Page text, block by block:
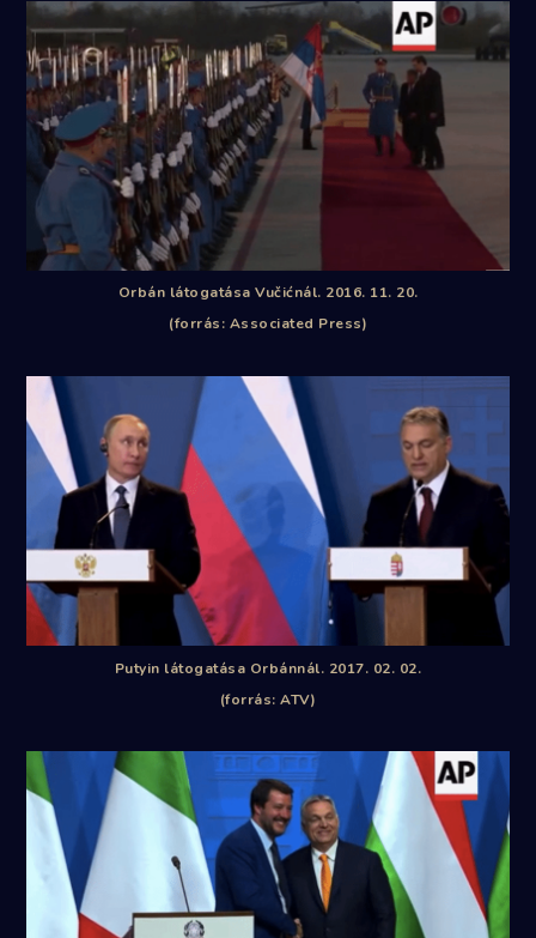
Orbán látogatása Vučićnál. 2016. 11. 20.
(forrás: Associated Press)
Putyin látogatása Orbánnál. 2017. 02. 02.
(forrás: ATV)